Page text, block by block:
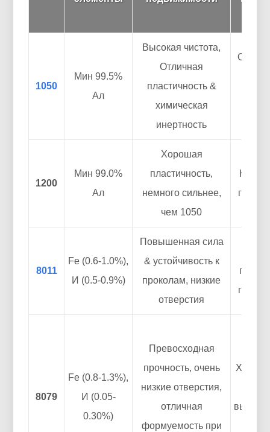
1050
Мин 99.5%
Ал
Высокая чистота,
Отличная
пластичность &
химическая
инертность
Общая
1200
Мин 99.0%
Ал
Хорошая
пластичность,
немного сильнее,
чем 1050
8011
Fe (0.6-1.0%),
И (0.5-0.9%)
Повышенная сила
& устойчивость к
проколам, низкие
отверстия
8079
Fe (0.8-1.3%),
И (0.05-
0.30%)
Превосходная
прочность, очень
низкие отверстия,
отличная
формуемость при